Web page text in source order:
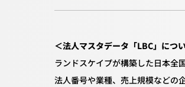
＜法人マスタデータ「LBC」につ
ランドスケイプが構築した日本全
法人番号や業種、売上規模などの